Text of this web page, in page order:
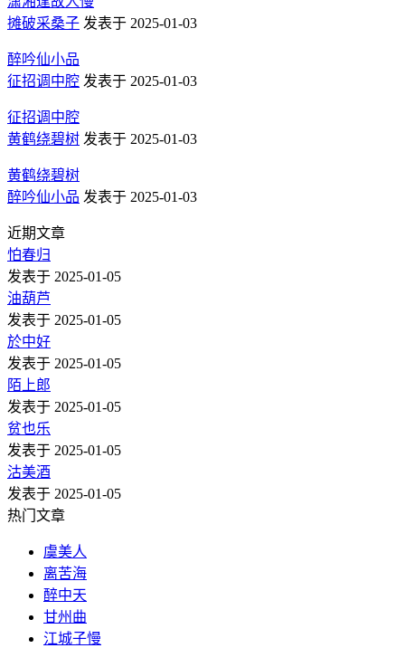
摊破采桑子 发表于 2025-01-03
醉吟仙小品
征招调中腔 发表于 2025-01-03
征招调中腔
黄鹤绕碧树 发表于 2025-01-03
黄鹤绕碧树
醉吟仙小品 发表于 2025-01-03
近期文章
怕春归
发表于 2025-01-05
油葫芦
发表于 2025-01-05
於中好
发表于 2025-01-05
陌上郎
发表于 2025-01-05
贫也乐
发表于 2025-01-05
沽美酒
发表于 2025-01-05
热门文章
虞美人
离苦海
醉中天
甘州曲
江城子慢